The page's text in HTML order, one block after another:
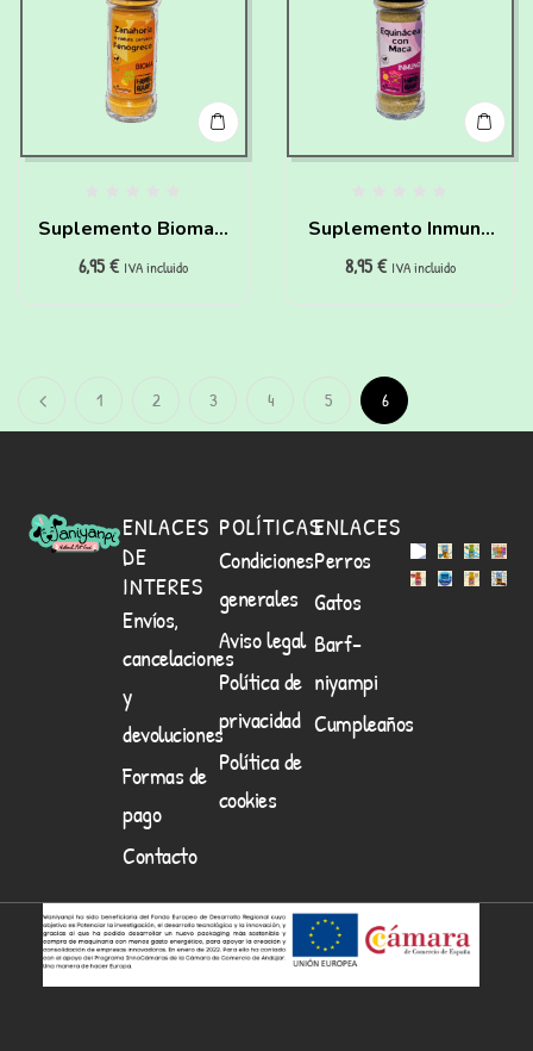
Suplemento Bioma –
Zanahoria y levadura
6,95€ IVA incluido
Suplemento Inmuno
– Equinácea y maca
8,95€ IVA incluido
1 2 3 4 5 6
ENLACES
DE
INTERES
Envíos,
cancelaciones
y
devoluciones
Formas de
pago
Contacto
POLÍTICAS
Condiciones
generales
Aviso legal
Política de
privacidad
Política de
cookies
ENLACES
Perros
Gatos
Barf-
niyampi
Cumpleaños